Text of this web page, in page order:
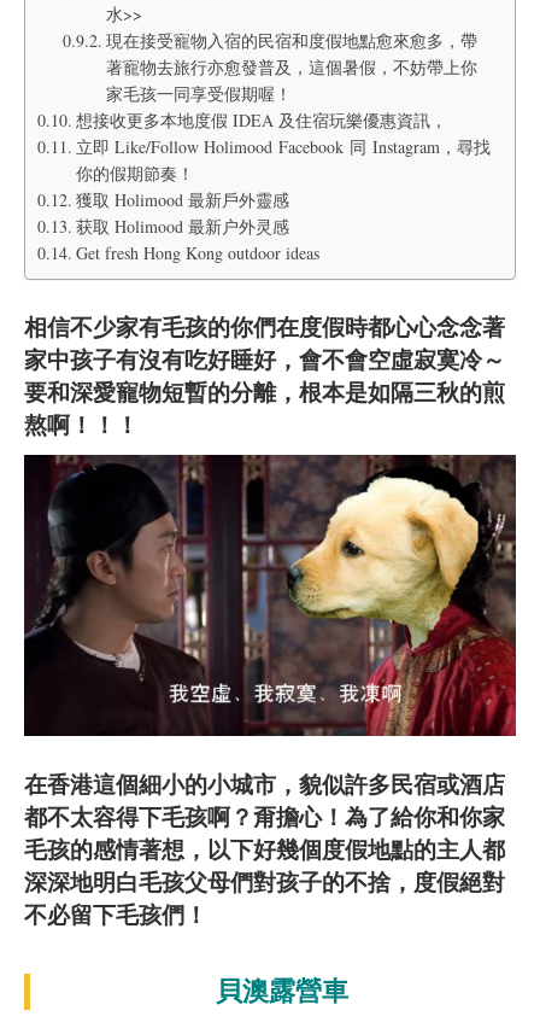
水>>
現在接受寵物入宿的民宿和度假地點愈來愈多，帶
著寵物去旅行亦愈發普及，這個暑假，不妨帶上你
家毛孩一同享受假期喔！
想接收更多本地度假 IDEA 及住宿玩樂優惠資訊，
立即 Like/Follow Holimood Facebook 同 Instagram，尋找
你的假期節奏！
獲取 Holimood 最新戶外靈感
获取 Holimood 最新户外灵感
Get fresh Hong Kong outdoor ideas
相信不少家有毛孩的你們在度假時都心心念念著
家中孩子有沒有吃好睡好，會不會空虛寂寞冷～
要和深愛寵物短暫的分離，根本是如隔三秋的煎
熬啊！！！
在香港這個細小的小城市，貌似許多民宿或酒店
都不太容得下毛孩啊？甭擔心！為了給你和你家
毛孩的感情著想，以下好幾個度假地點的主人都
深深地明白毛孩父母們對孩子的不捨，度假絕對
不必留下毛孩們！
貝澳露營車